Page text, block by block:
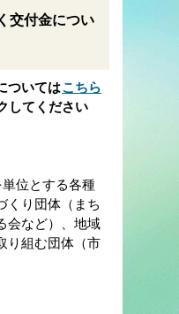
交付金につい
ついてはこちら
してください
位とする各種
くり団体（まち
会など）、地域
り組む団体（市